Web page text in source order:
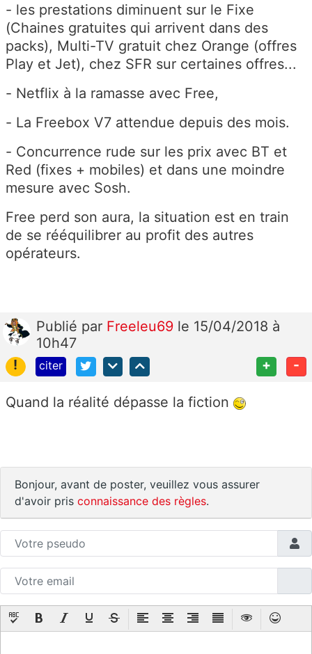
- les prestations diminuent sur le Fixe
(Chaines gratuites qui arrivent dans des
packs), Multi-TV gratuit chez Orange (offres
Play et Jet), chez SFR sur certaines offres...
- Netflix à la ramasse avec Free,
- La Freebox V7 attendue depuis des mois.
- Concurrence rude sur les prix avec BT et
Red (fixes + mobiles) et dans une moindre
mesure avec Sosh.
Free perd son aura, la situation est en train
de se rééquilibrer au profit des autres
opérateurs.
Publié par Freeleu69 le 15/04/2018 à
10h47
!
citer + -
Quand la réalité dépasse la fiction
Bonjour, avant de poster, veuillez vous assurer
d'avoir pris connaissance des règles.